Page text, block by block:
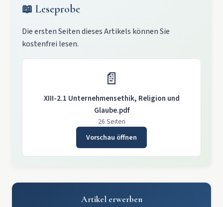
📖 Leseprobe
Die ersten Seiten dieses Artikels können Sie
kostenfrei lesen.
📄
XIII-2.1 Unternehmensethik, Religion und
Glaube.pdf
26 Seiten
Vorschau öffnen
Artikel erwerben